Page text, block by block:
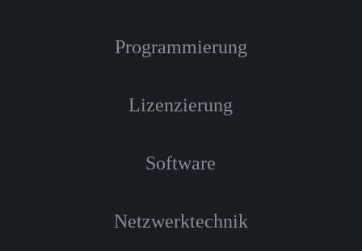
Programmierung
Lizenzierung
Software
Netzwerktechnik